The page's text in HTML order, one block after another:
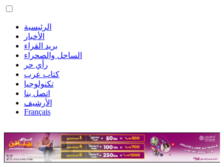
الرئيسية
الأخبار
بريد القراء
الساحل والصحراء
رأي حر
كتاب عرب
تكنولوجيا
اتصل بنا
الأرشيف
Français